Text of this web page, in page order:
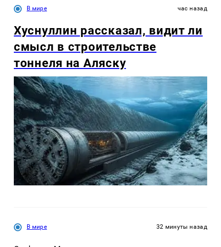
В мире час назад
Хуснуллин рассказал, видит ли
смысл в строительстве
тоннеля на Аляску
В мире 32 минуты назад